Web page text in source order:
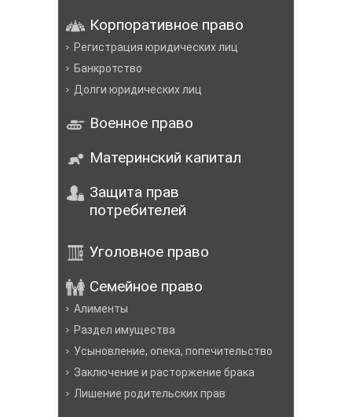
Корпоративное право
Регистрация юридических лиц
Банкротство
Долги юридических лиц
Военное право
Материнский капитал
Защита прав
потребителей
Уголовное право
Семейное право
Алименты
Раздел имущества
Усыновление, опека, попечительство
Заключение и расторжение брака
Лишение родительских прав